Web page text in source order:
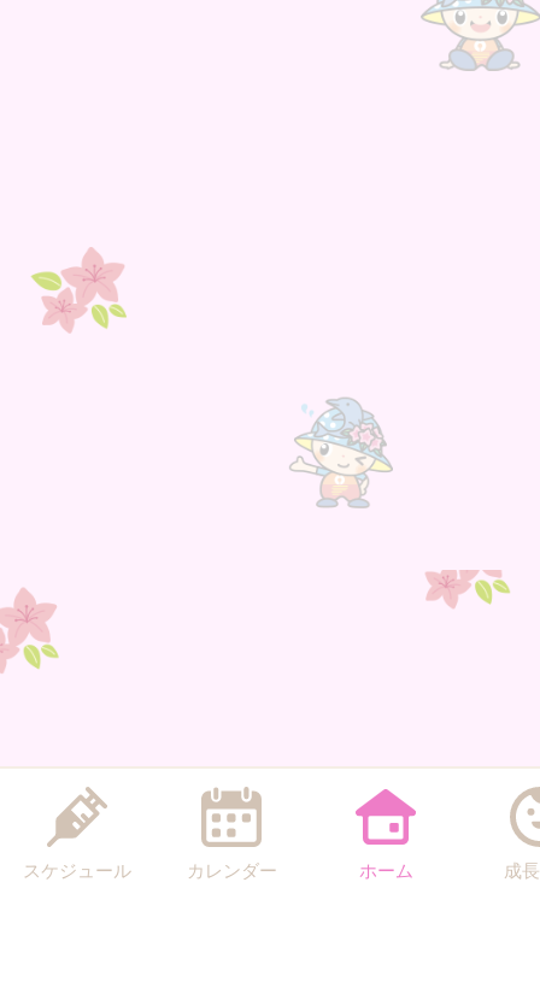
スケジュール カレンダー ホーム 成